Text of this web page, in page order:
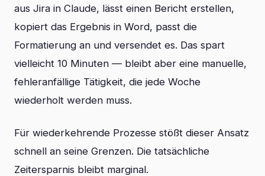
aus Jira in Claude, lässt einen Bericht erstellen,
kopiert das Ergebnis in Word, passt die
Formatierung an und versendet es. Das spart
vielleicht 10 Minuten — bleibt aber eine manuelle,
fehleranfällige Tätigkeit, die jede Woche
wiederholt werden muss.
Für wiederkehrende Prozesse stößt dieser Ansatz
schnell an seine Grenzen. Die tatsächliche
Zeitersparnis bleibt marginal.